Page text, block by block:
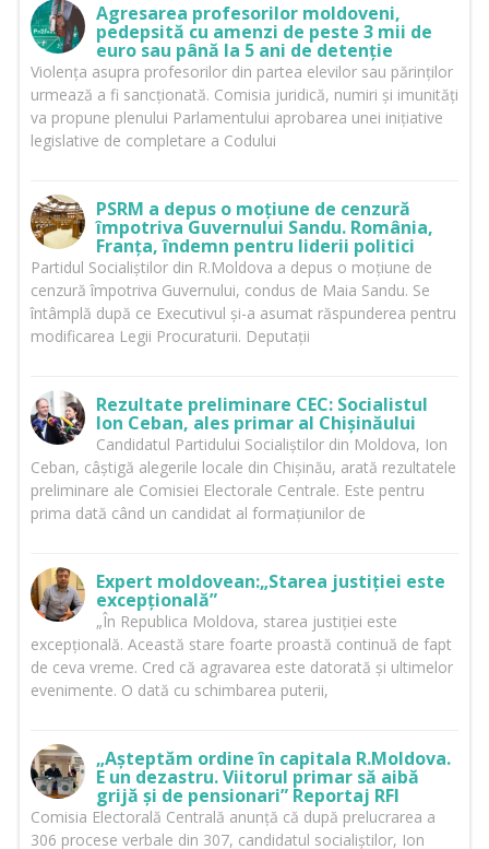
Agresarea profesorilor moldoveni,
pedepsită cu amenzi de peste 3 mii de
euro sau până la 5 ani de detenție
Violența asupra profesorilor din partea elevilor sau părinților
urmează a fi sancționată. Comisia juridică, numiri și imunități
va propune plenului Parlamentului aprobarea unei inițiative
legislative de completare a Codului
PSRM a depus o moțiune de cenzură
împotriva Guvernului Sandu. România,
Franța, îndemn pentru liderii politici
Partidul Socialiștilor din R.Moldova a depus o moțiune de
cenzură împotriva Guvernului, condus de Maia Sandu. Se
întâmplă după ce Executivul și-a asumat răspunderea pentru
modificarea Legii Procuraturii. Deputații
Rezultate preliminare CEC: Socialistul
Ion Ceban, ales primar al Chișinăului
Candidatul Partidului Socialiștilor din Moldova, Ion
Ceban, câștigă alegerile locale din Chișinău, arată rezultatele
preliminare ale Comisiei Electorale Centrale. Este pentru
prima dată când un candidat al formațiunilor de
Expert moldovean:„Starea justiției este
excepțională”
„În Republica Moldova, starea justiției este
excepțională. Această stare foarte proastă continuă de fapt
de ceva vreme. Cred că agravarea este datorată și ultimelor
evenimente. O dată cu schimbarea puterii,
„Așteptăm ordine în capitala R.Moldova.
E un dezastru. Viitorul primar să aibă
grijă și de pensionari” Reportaj RFI
Comisia Electorală Centrală anunță că după prelucrarea a
306 procese verbale din 307, candidatul socialiștilor, Ion